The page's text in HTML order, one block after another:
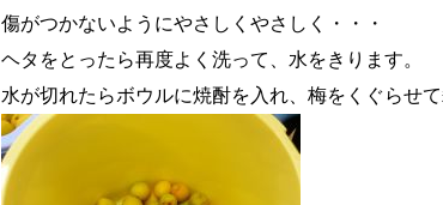
傷がつかないようにやさしくやさしく・・・
ヘタをとったら再度よく洗って、水をきります。
水が切れたらボウルに焼酎を入れ、梅をくぐらせ